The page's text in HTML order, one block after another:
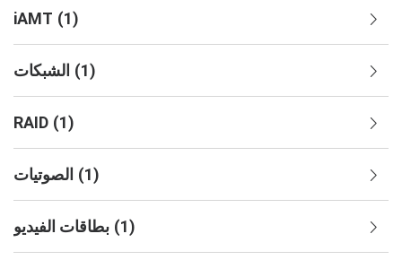
iAMT (1)
الشبكات (1)
RAID (1)
الصوتيات (1)
بطاقات الفيديو (1)